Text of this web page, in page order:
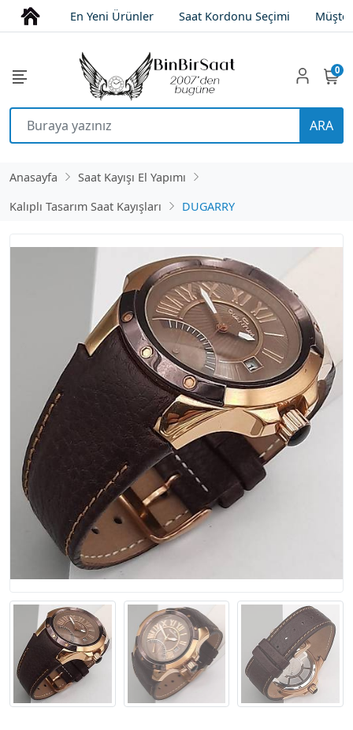
En Yeni Ürünler Saat Kordonu Seçimi
ARA
0
Anasayfa
Saat Kayışı El Yapımı
Kalıplı Tasarım Saat Kayışları
DUGARRY